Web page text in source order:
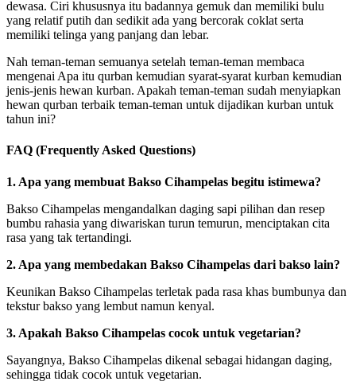
dewasa. Ciri khususnya itu badannya gemuk dan memiliki bulu
yang relatif putih dan sedikit ada yang bercorak coklat serta
memiliki telinga yang panjang dan lebar.
Nah teman-teman semuanya setelah teman-teman membaca
mengenai Apa itu qurban kemudian syarat-syarat kurban kemudian
jenis-jenis hewan kurban. Apakah teman-teman sudah menyiapkan
hewan qurban terbaik teman-teman untuk dijadikan kurban untuk
tahun ini?
FAQ (Frequently Asked Questions)
1. Apa yang membuat Bakso Cihampelas begitu istimewa?
Bakso Cihampelas mengandalkan daging sapi pilihan dan resep
bumbu rahasia yang diwariskan turun temurun, menciptakan cita
rasa yang tak tertandingi.
2. Apa yang membedakan Bakso Cihampelas dari bakso lain?
Keunikan Bakso Cihampelas terletak pada rasa khas bumbunya dan
tekstur bakso yang lembut namun kenyal.
3. Apakah Bakso Cihampelas cocok untuk vegetarian?
Sayangnya, Bakso Cihampelas dikenal sebagai hidangan daging,
sehingga tidak cocok untuk vegetarian.